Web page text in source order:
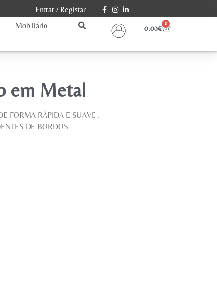
Entrar/ Registar
Mobiliário 0.00€
0
em Metal
FORMA RÁPIDA E SUAVE .
DE BORDOS